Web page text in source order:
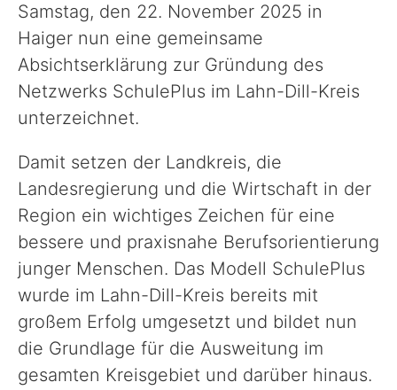
Samstag, den 22. November 2025 in
Haiger nun eine gemeinsame
Absichtserklärung zur Gründung des
Netzwerks SchulePlus im Lahn-Dill-Kreis
unterzeichnet.
Damit setzen der Landkreis, die
Landesregierung und die Wirtschaft in der
Region ein wichtiges Zeichen für eine
bessere und praxisnahe Berufsorientierung
junger Menschen. Das Modell SchulePlus
wurde im Lahn-Dill-Kreis bereits mit
großem Erfolg umgesetzt und bildet nun
die Grundlage für die Ausweitung im
gesamten Kreisgebiet und darüber hinaus.